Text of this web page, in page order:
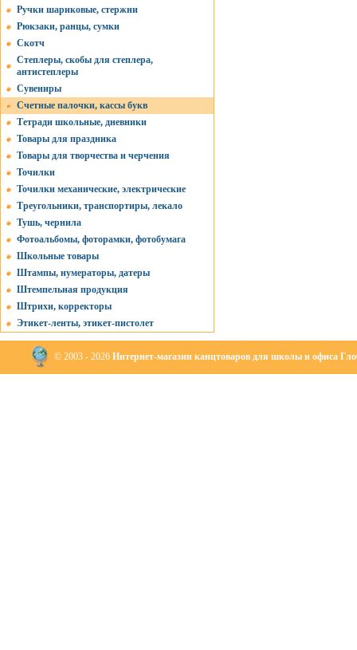
Ручки шариковые, стержни
Рюкзаки, ранцы, сумки
Скотч
Степлеры, скобы для степлера,
антистеплеры
Сувениры
Счетные палочки, кассы букв
Тетради школьные, дневники
Товары для праздника
Товары для творчества и черчения
Точилки
Точилки механические, электрические
Треугольники, транспортиры, лекало
Тушь, чернила
Фотоальбомы, фоторамки, фотобумага
Школьные товары
Штампы, нумераторы, датеры
Штемпельная продукция
Штрихи, корректоры
Этикет-ленты, этикет-пистолет
© 2003 - 2026 Интернет-магазин канцтоваров для школы и офиса